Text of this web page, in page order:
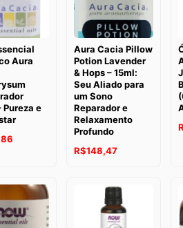
Aura
Pureza e
O
R$413,86.
Aura Cacia Pillow
Potion Lavender
& Hops – 15ml:
Seu Aliado para
um Sono
Reparador e
Relaxamento
Profundo
O
original
R$181,02.
R$148,47O
atual
é:
R$148,47.